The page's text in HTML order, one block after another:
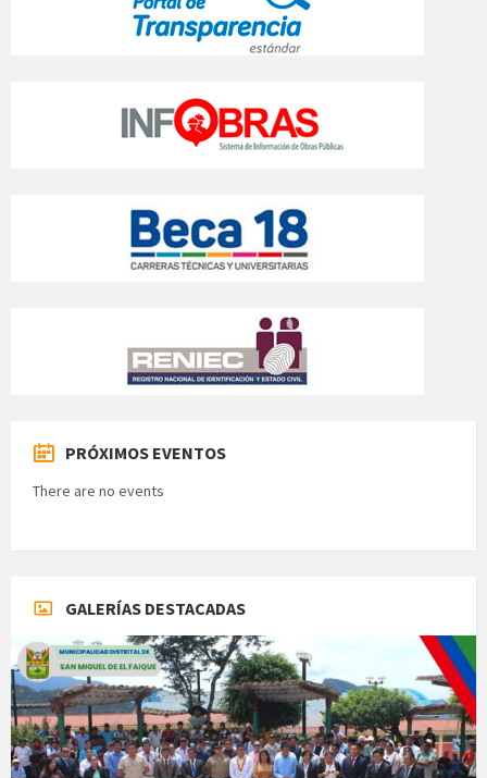
PRÓXIMOS EVENTOS
There are no events
GALERÍAS DESTACADAS